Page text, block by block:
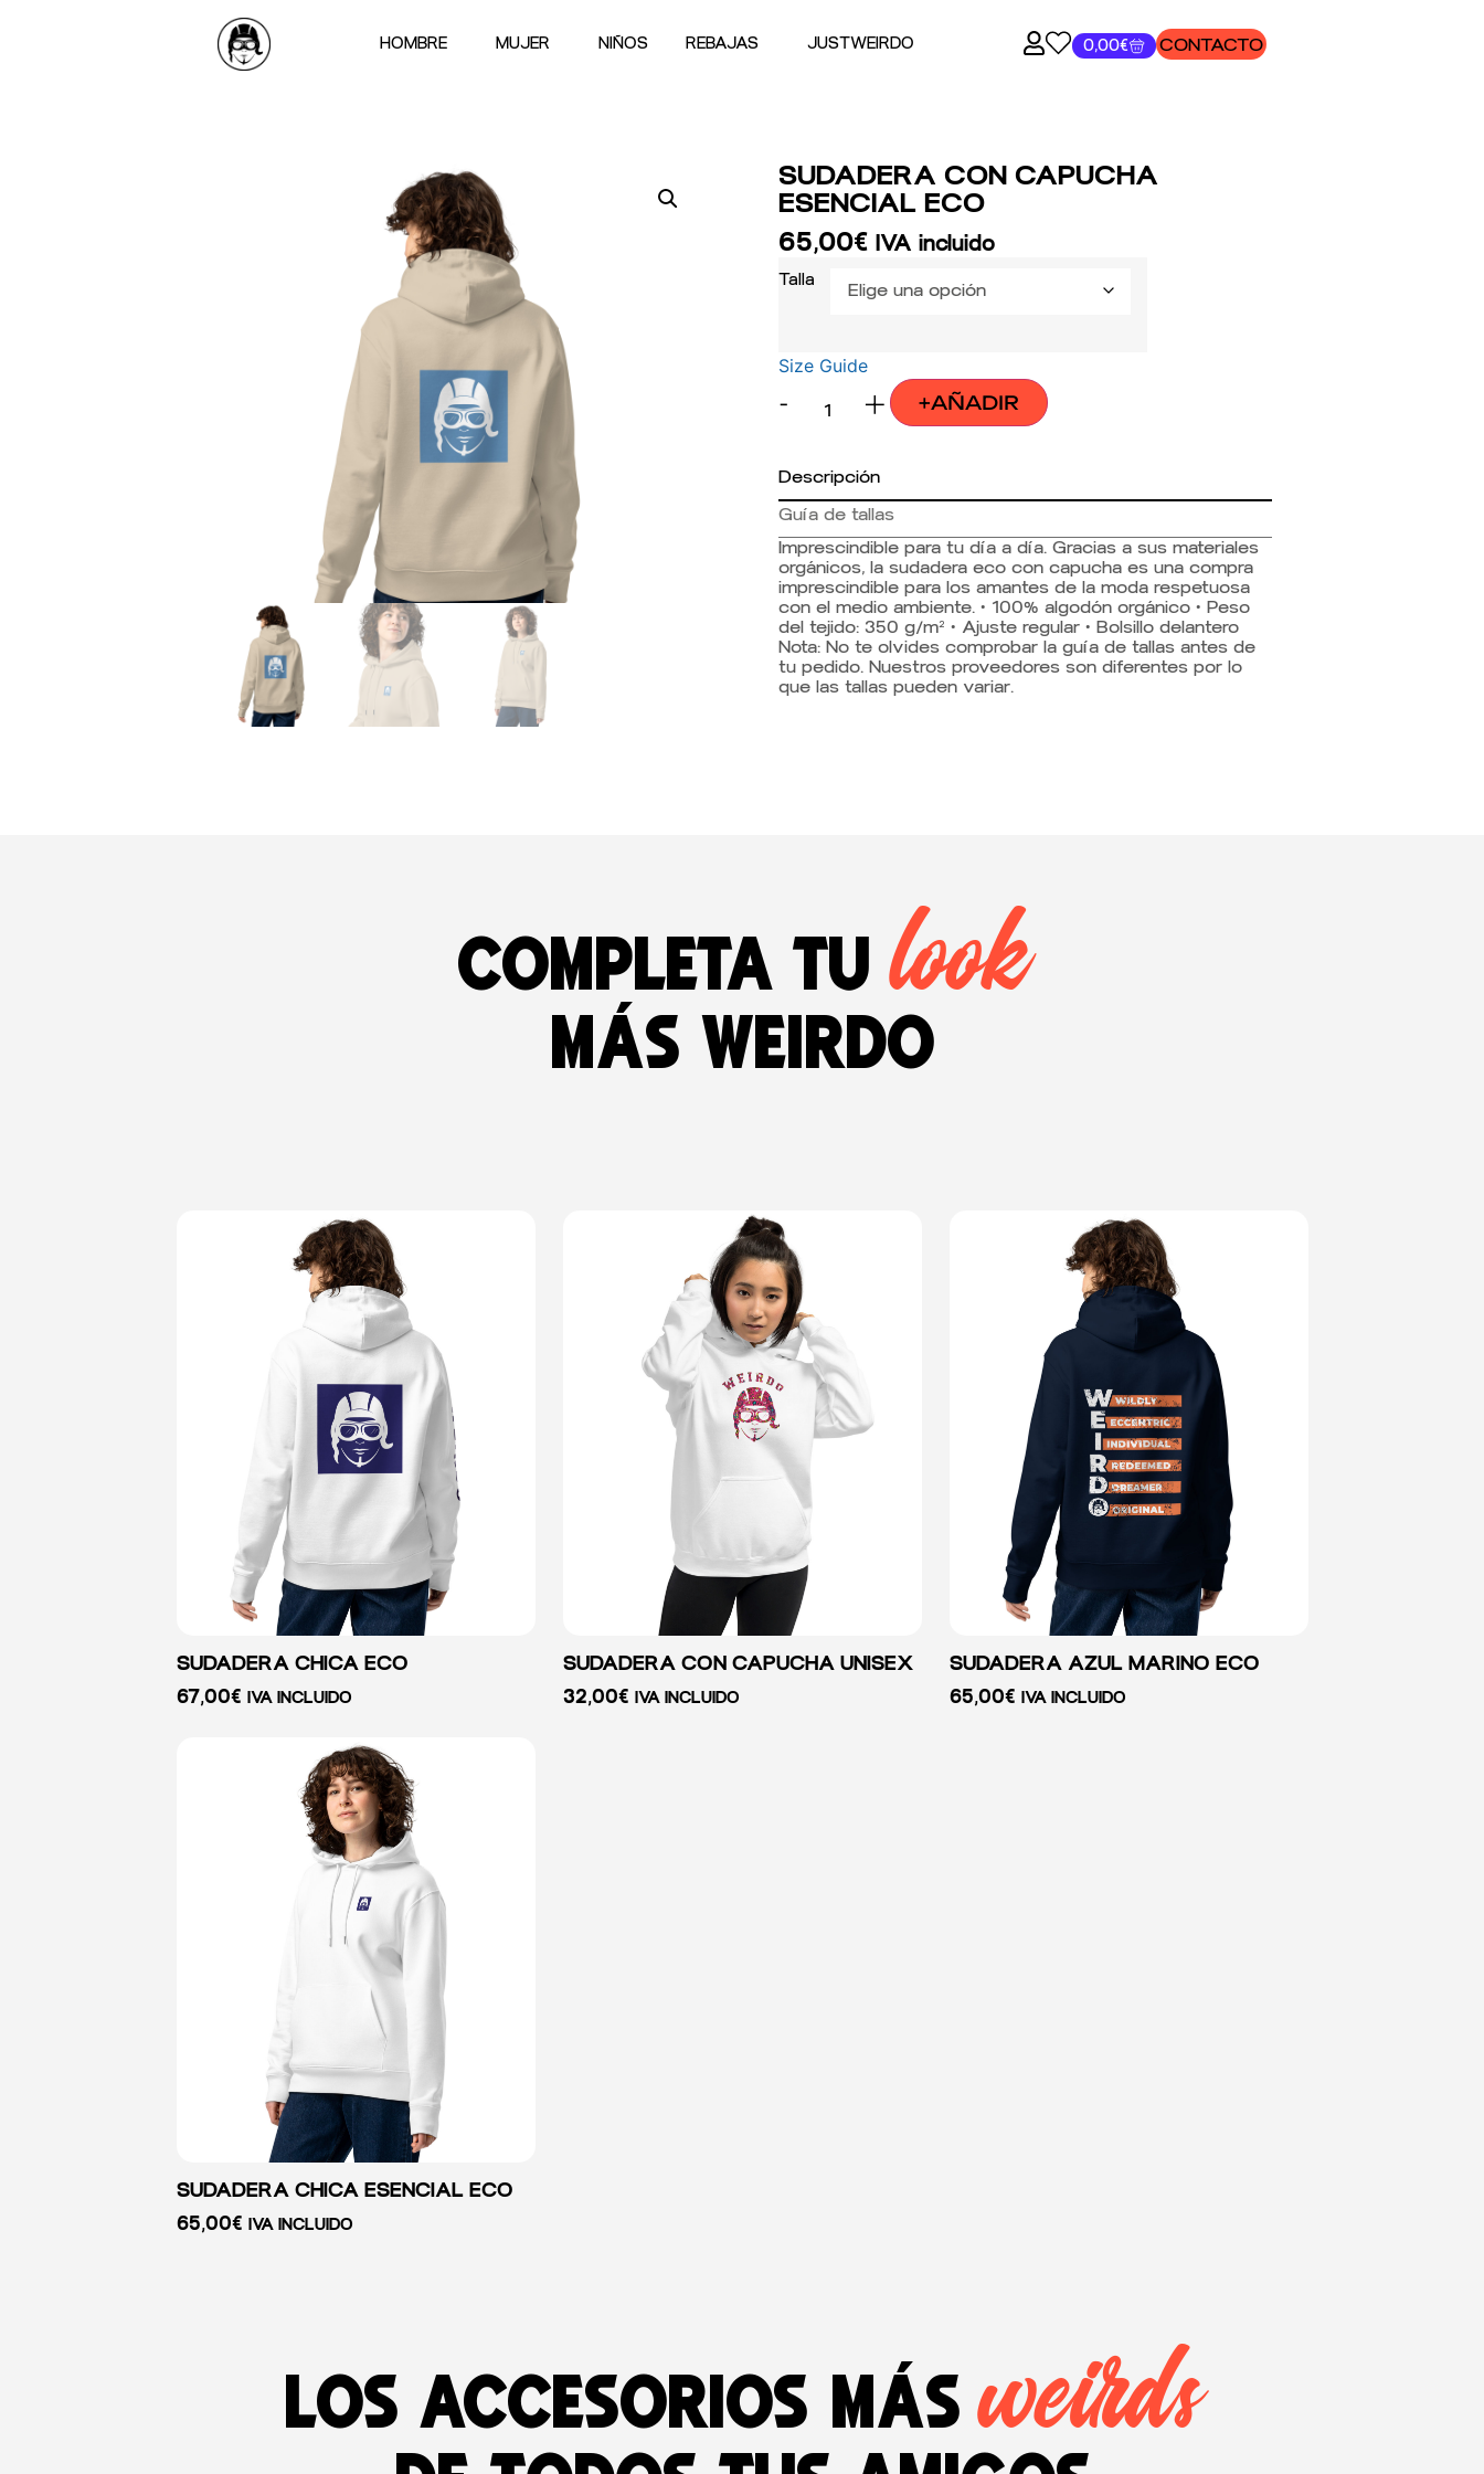
HOMBRE MUJER NIÑOS REBAJAS JUSTWEIRDO 0,00€ CONTACTO
SUDADERA CON CAPUCHA
ESENCIAL ECO
65,00€ IVA incluido
Talla
Size Guide
- + +AÑADIR
Descripción
Guía de tallas
Imprescindible para tu día a día. Gracias a sus materiales
orgánicos, la sudadera eco con capucha es una compra
imprescindible para los amantes de la moda respetuosa
con el medio ambiente. • 100% algodón orgánico • Peso
del tejido: 350 g/m² • Ajuste regular • Bolsillo delantero
Nota: No te olvides comprobar la guía de tallas antes de
tu pedido. Nuestros proveedores son diferentes por lo
que las tallas pueden variar.
Completa tulook
más weirdo
SUDADERA CHICA ECO
67,00€ IVA INCLUIDO
SUDADERA CON CAPUCHA UNISEX
32,00€ IVA INCLUIDO
SUDADERA AZUL MARINO ECO
65,00€ IVA INCLUIDO
SUDADERA CHICA ESENCIAL ECO
65,00€ IVA INCLUIDO
Los accesorios másweirds